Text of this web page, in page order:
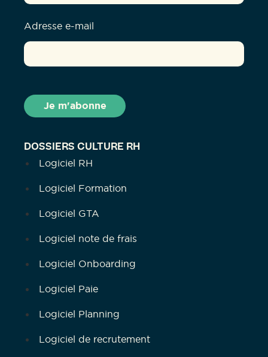
DOSSIERS CULTURE RH
Logiciel RH
Logiciel Formation
Logiciel GTA
Logiciel note de frais
Logiciel Onboarding
Logiciel Paie
Logiciel Planning
Logiciel de recrutement
Adresse e-mail